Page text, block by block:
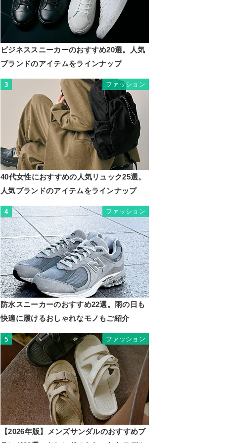
ビジネススニーカーのおすすめ20選。人気
ブランドのアイテムをラインナップ
3 ファッション
40代女性におすすめの人気リュック25選。
人気ブランドのアイテムをラインナップ
4 ファッション
防水スニーカーのおすすめ22選。雨の日も
快適に履けるおしゃれなモノもご紹介
5 ファッション
【2026年版】メンズサンダルのおすすめブ